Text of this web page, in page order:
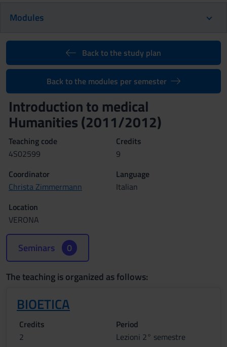
Modules
Back to the study plan
Back to the modules per semester
Introduction to medical
Humanities (2011/2012)
Teaching code
4S02599
Credits
9
Coordinator
Christa Zimmermann
Language
Italian
Location
VERONA
Seminars 0
The teaching is organized as follows:
BIOETICA
Credits
2
Period
Lezioni 2° semestre